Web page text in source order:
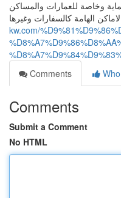
وخاصة للعمارات والمساكن
kw.com/
Comments
Comments
Submit a Comment
No HTML